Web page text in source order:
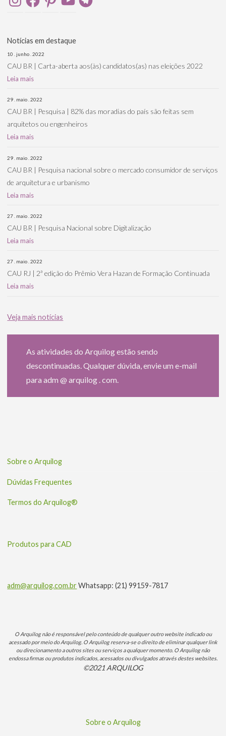
Notícias em destaque
10 . junho . 2022
CAU BR | Carta-aberta aos(às) candidatos(as) nas eleições 2022
Leia mais
29 . maio . 2022
CAU BR | Pesquisa | 82% das moradias do país são feitas sem
arquitetos ou engenheiros
Leia mais
29 . maio . 2022
CAU BR | Pesquisa nacional sobre o mercado consumidor de serviços
de arquitetura e urbanismo
Leia mais
27 . maio . 2022
CAU BR | Pesquisa Nacional sobre Digitalização
Leia mais
27 . maio . 2022
CAU RJ | 2ª edição do Prêmio Vera Hazan de Formação Continuada
Leia mais
Veja mais notícias
As atividades do Arquilog estão sendo
descontinuadas. Qualquer dúvida, envie um e-mail
para adm @ arquilog . com.
Sobre o Arquilog
Dúvidas Frequentes
Termos do Arquilog®
Produtos para CAD
adm@arquilog.com.brWhatsapp: (21) 99159-7817
O Arquilog não é responsável pelo conteúdo de qualquer outro website indicado ou
acessado por meio do Arquilog. O Arquilog reserva-se o direito de eliminar qualquer link
ou direcionamento a outros sites ou serviços a qualquer momento. O Arquilog não
endossa firmas ou produtos indicados, acessados ou divulgados através destes websites.
©2021 ARQUILOG
Sobre o Arquilog